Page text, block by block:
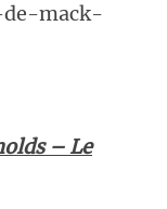
mack-
– Le